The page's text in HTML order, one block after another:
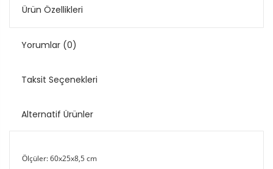
Ürün Özellikleri
Yorumlar (0)
Taksit Seçenekleri
Alternatif Ürünler
Ölçüler: 60x25x8,5 cm